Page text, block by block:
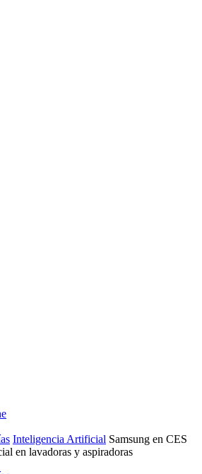
Inteligencia Artificial Samsung en CES
en lavadoras y aspiradoras